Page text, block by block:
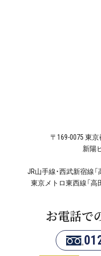
〒169-0075 東
新陽
JR山手線・西武新宿線
東京メトロ東西線「高
お電話で